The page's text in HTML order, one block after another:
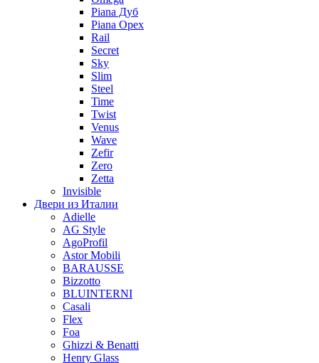
Piana Дуб
Piana Орех
Rail
Secret
Sky
Slim
Steel
Time
Twist
Venus
Wave
Zefir
Zero
Zetta
Invisible
Двери из Италии
Adielle
AG Style
AgoProfil
Astor Mobili
BARAUSSE
Bizzotto
BLUINTERNI
Casali
Flex
Foa
Ghizzi & Benatti
Henry Glass